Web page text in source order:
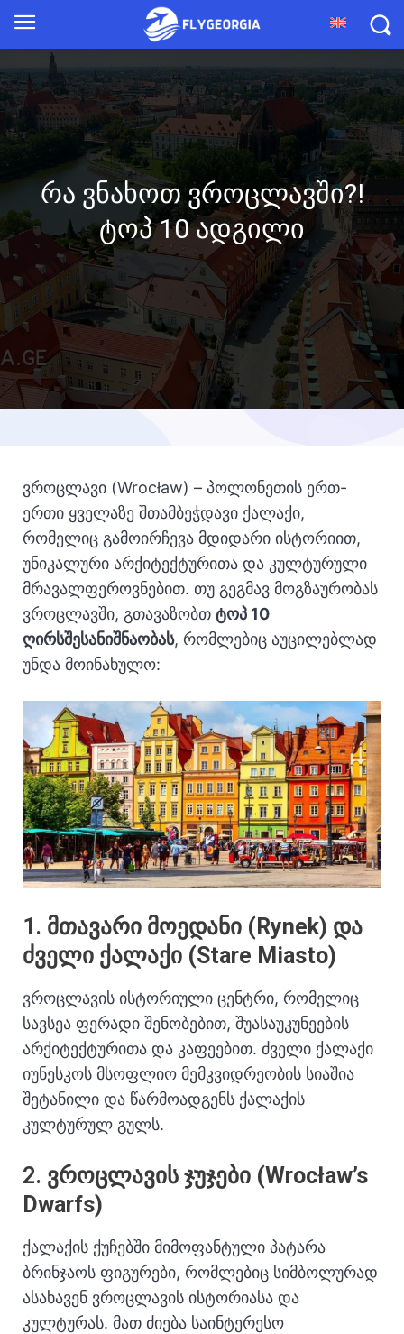
რა ვნახოთ ვროცლავში?!
ტოპ 10 ადგილი
ვროცლავი (Wrocław) – პოლონეთის ერთ-
ერთი ყველაზე შთამბეჭდავი ქალაქი,
რომელიც გამოირჩევა მდიდარი ისტორიით,
უნიკალური არქიტექტურითა და კულტურული
მრავალფეროვნებით. თუ გეგმავ მოგზაურობას
ვროცლავში, გთავაზობთ ტოპ 10
ღირსშესანიშნაობას, რომლებიც აუცილებლად
უნდა მოინახულო:
1. მთავარი მოედანი (Rynek) და
ძველი ქალაქი (Stare Miasto)
ვროცლავის ისტორიული ცენტრი, რომელიც
სავსეა ფერადი შენობებით, შუასაუკუნეების
არქიტექტურითა და კაფეებით. ძველი ქალაქი
იუნესკოს მსოფლიო მემკვიდრეობის სიაშია
შეტანილი და წარმოადგენს ქალაქის
კულტურულ გულს.
2. ვროცლავის ჯუჯები (Wrocław’s
Dwarfs)
ქალაქის ქუჩებში მიმოფანტული პატარა
ბრინჯაოს ფიგურები, რომლებიც სიმბოლურად
ასახავენ ვროცლავის ისტორიასა და
კულტურას. მათ ძიება საინტერესო